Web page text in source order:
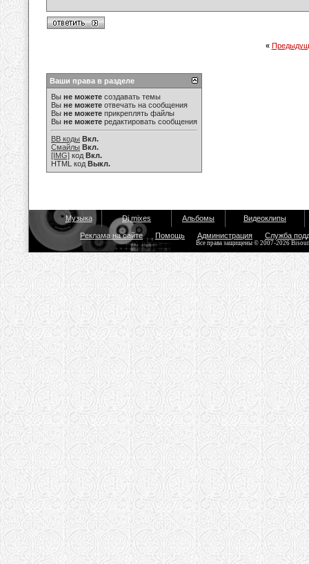
«
Ваши права в разделе
Вы не можете создавать темы
Вы не можете отвечать на сообщения
Вы не можете прикреплять файлы
Вы не можете редактировать сообщения
BB коды Вкл.
Смайлы Вкл.
[IMG] код Вкл.
HTML код Выкл.
Музыка Dj mixes Альбомы Видеоклипы
Реклама на сайте Помощь Администрация Служба
Все права защищены © 2007-2026